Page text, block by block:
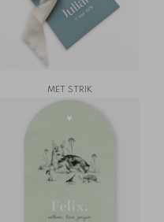
MET STRIK